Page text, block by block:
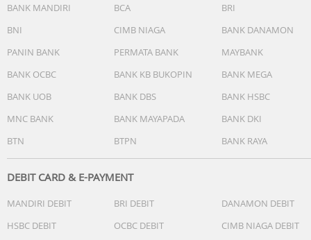
BANK MANDIRI BCA
BRI
BNI
CIMB NIAGA
BANK DANAMON
PANIN BANK
PERMATA BANK
MAYBANK
BANK OCBC
BANK KB BUKOPIN
BANK MEGA
BANK UOB
BANK DBS
BANK HSBC
MNC BANK
BANK MAYAPADA
BANK DKI
BTN
BTPN BANK RAYA
DEBIT CARD & E-PAYMENT
MANDIRI DEBIT BRI DEBIT
DANAMON DEBIT
HSBC DEBIT
OCBC DEBIT
CIMB NIAGA DEBIT